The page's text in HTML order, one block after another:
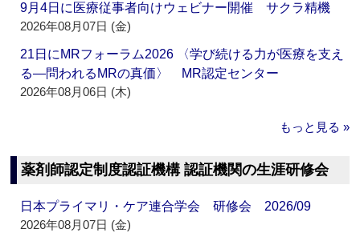
9月4日に医療従事者向けウェビナー開催 サクラ精機
2026年08月07日 (金)
21日にMRフォーラム2026 〈学び続ける力が医療を支え
る―問われるMRの真価〉 MR認定センター
2026年08月06日 (木)
もっと見る »
薬剤師認定制度認証機構 認証機関の生涯研修会
日本プライマリ・ケア連合学会 研修会 2026/09
2026年08月07日 (金)